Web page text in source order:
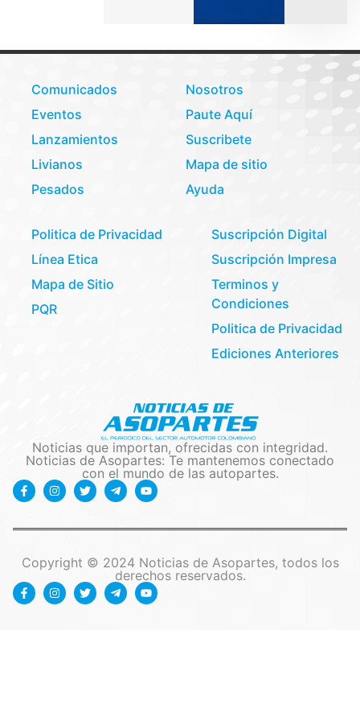
Comunicados
Eventos
Lanzamientos
Livianos
Pesados
Nosotros
Paute Aquí
Suscribete
Mapa de sitio
Ayuda
Politica de Privacidad
Línea Etica
Mapa de Sitio
PQR
Suscripción Digital
Suscripción Impresa
Terminos y
Condiciones
Politica de Privacidad
Ediciones Anteriores
Noticias que importan, ofrecidas con integridad.
Noticias de Asopartes: Te mantenemos conectado
con el mundo de las autopartes.
Copyright © 2024 Noticias de Asopartes, todos los
derechos reservados.